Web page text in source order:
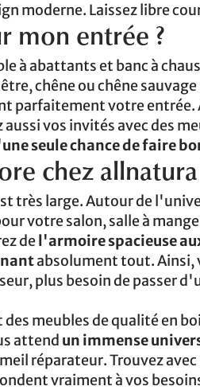
moderne. Laissez libre
mon entrée ?
à abattants et banc à
chêne ou chêne
parfaitement votre entrée.
vos invités avec des
seule chance de faire
chez allnatura
très large. Autour de
votre salon, salle à
del'armoire spacieuse
absolument tout. Ainsi,
plus besoin de passer
meubles de qualité en
attend un immense
réparateur. Trouvez avec
vraiment à vos